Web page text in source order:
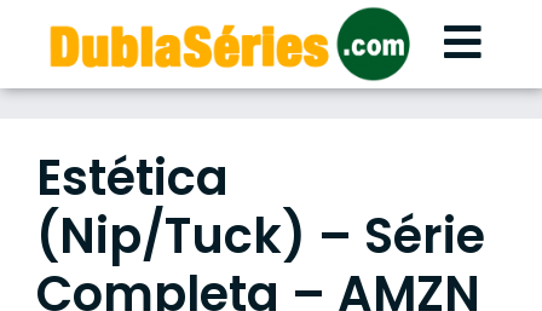
content
Estética
(Nip/Tuck) – Série
Completa – AMZN